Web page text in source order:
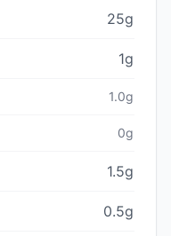
25g
1g
1.0g
0g
1.5g
0.5g